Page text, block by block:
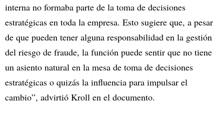
interna no formaba parte de la toma de decisiones
estratégicas en toda la empresa. Esto sugiere que, a pesar
de que pueden tener alguna responsabilidad en la gestión
del riesgo de fraude, la función puede sentir que no tiene
un asiento natural en la mesa de toma de decisiones
estratégicas o quizás la influencia para impulsar el
cambio”, advirtió Kroll en el documento.